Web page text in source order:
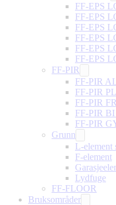
FF-EPS
FF-EPS
FF-EPS
FF-EPS
FF-EPS
FF-EPS
FF-PIR
FF-PIR
FF-PIR
FF-PIR
FF-PIR
FF-PIR
Grunn
L-element
F-element
Lydfuge
FF-FLOOR
Bruksområder